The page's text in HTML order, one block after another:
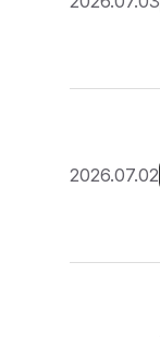
2026.07.02